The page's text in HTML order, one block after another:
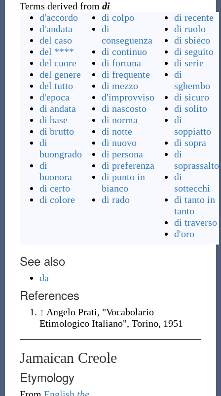
Terms derived from di
d'accordo
d'andata
del caso
del ****
del cuore
del genere
del tutto
d'epoca
di andata
di base
di brutto
di
buongrado
di
buonora
di certo
di colore
di colpo
di
conseguenza
di continuo
di fortuna
di frequente
di mezzo
d'improvviso
di nascosto
di norma
di notte
di nuovo
di persona
di preferenza
di punto in
bianco
di rado
di recente
di ruolo
di sbieco
di seguito
di serie
di
sghembo
di sicuro
di solito
di
soppiatto
di sopra
di
soprassalto
di
sottecchi
di tanto in
tanto
di traverso
d'oro
See also
da
References
↑ Angelo Prati, "Vocabolario
Etimologico Italiano", Torino, 1951
Jamaican Creole
Etymology